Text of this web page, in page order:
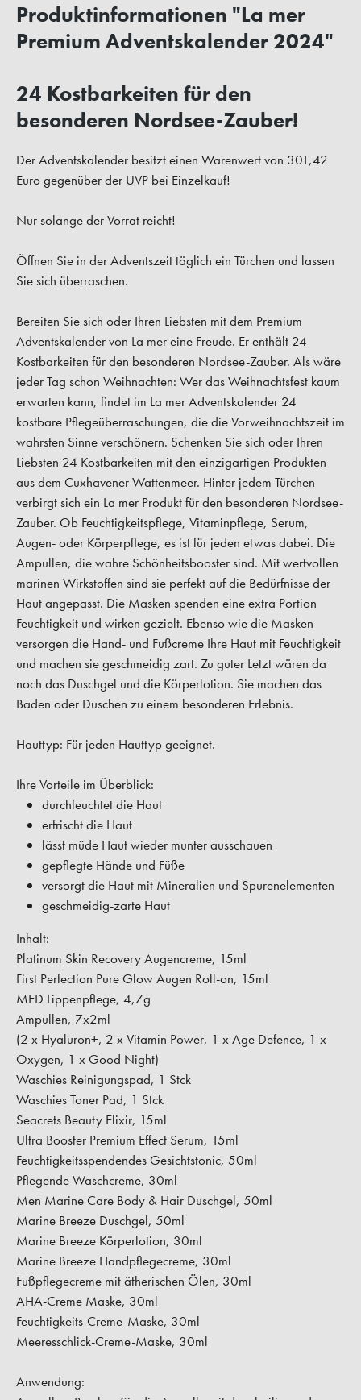
Produktinformationen "La mer
Premium Adventskalender 2024"
24 Kostbarkeiten für den
besonderen Nordsee-Zauber!
Der Adventskalender besitzt einen Warenwert von 301,42
Euro gegenüber der UVP bei Einzelkauf!
Nur solange der Vorrat reicht!
Öffnen Sie in der Adventszeit täglich ein Türchen und lassen
Sie sich überraschen.
Bereiten Sie sich oder Ihren Liebsten mit dem Premium
Adventskalender von La mer eine Freude. Er enthält 24
Kostbarkeiten für den besonderen Nordsee-Zauber. Als wäre
jeder Tag schon Weihnachten: Wer das Weihnachtsfest kaum
erwarten kann, findet im La mer Adventskalender 24
kostbare Pflegeüberraschungen, die die Vorweihnachtszeit im
wahrsten Sinne verschönern. Schenken Sie sich oder Ihren
Liebsten 24 Kostbarkeiten mit den einzigartigen Produkten
aus dem Cuxhavener Wattenmeer. Hinter jedem Türchen
verbirgt sich ein La mer Produkt für den besonderen Nordsee-
Zauber. Ob Feuchtigkeitspflege, Vitaminpflege, Serum,
Augen- oder Körperpflege, es ist für jeden etwas dabei. Die
Ampullen, die wahre Schönheitsbooster sind. Mit wertvollen
marinen Wirkstoffen sind sie perfekt auf die Bedürfnisse der
Haut angepasst. Die Masken spenden eine extra Portion
Feuchtigkeit und wirken gezielt. Ebenso wie die Masken
versorgen die Hand- und Fußcreme Ihre Haut mit Feuchtigkeit
und machen sie geschmeidig zart. Zu guter Letzt wären da
noch das Duschgel und die Körperlotion. Sie machen das
Baden oder Duschen zu einem besonderen Erlebnis.
Hauttyp: Für jeden Hauttyp geeignet.
Ihre Vorteile im Überblick:
durchfeuchtet die Haut
erfrischt die Haut
lässt müde Haut wieder munter ausschauen
gepflegte Hände und Füße
versorgt die Haut mit Mineralien und Spurenelementen
geschmeidig-zarte Haut
Inhalt:
Platinum Skin Recovery Augencreme, 15ml
First Perfection Pure Glow Augen Roll-on, 15ml
MED Lippenpflege, 4,7g
Ampullen, 7x2ml
(2 x Hyaluron+, 2 x Vitamin Power, 1 x Age Defence, 1 x
Oxygen, 1 x Good Night)
Waschies Reinigungspad, 1 Stck
Waschies Toner Pad, 1 Stck
Seacrets Beauty Elixir, 15ml
Ultra Booster Premium Effect Serum, 15ml
Feuchtigkeitsspendendes Gesichtstonic, 50ml
Pflegende Waschcreme, 30ml
Men Marine Care Body & Hair Duschgel, 50ml
Marine Breeze Duschgel, 50ml
Marine Breeze Körperlotion, 30ml
Marine Breeze Handpflegecreme, 30ml
Fußpflegecreme mit ätherischen Ölen, 30ml
AHA-Creme Maske, 30ml
Feuchtigkeits-Creme-Maske, 30ml
Meeresschlick-Creme-Maske, 30ml
Anwendung: